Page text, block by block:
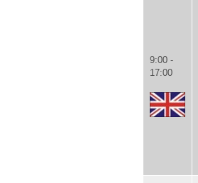
9:00 -
17:00